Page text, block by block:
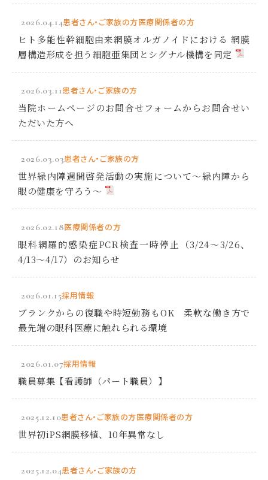
2026.04.14患者さん・ご家族の方医療関係者の方
ヒト多能性幹細胞由来網膜オルガノイドにおける 網膜
層構造形成を担う細胞亜集団とシグナル機構を同定
2026.03.11患者さん・ご家族の方
当院ホームページのお問合せフォームからお問合せい
ただいた方へ
2026.03.03患者さん・ご家族の方
世界緑内障週間啓発活動の実施について～緑内障から
眼の健康を守ろう～
2026.02.18医療関係者の方
眼科網羅的感染症PCR検査一時停止（3/24～3/26、
4/13～4/17）のお知らせ
2026.01.15採用情報
ブランクからの復職や時短勤務もOK 柔軟な働き方で
最先端の眼科医療に触れられる環境
2026.01.07採用情報
職員募集【看護師（パート職員）】
2025.12.10患者さん・ご家族の方医療関係者の方
世界初iPS網膜移植、10年異常なし
2025.12.04患者さん・ご家族の方